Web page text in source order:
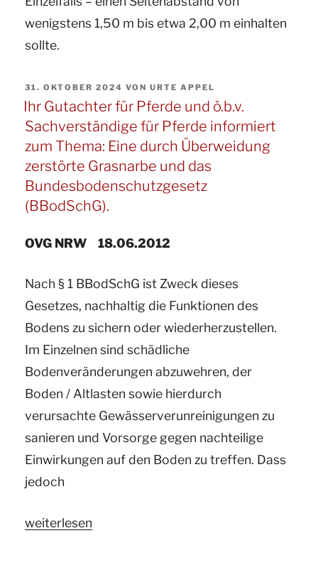
wenigstens 1,50 m bis etwa 2,00 m einhalten
sollte.
VERÖFFENTLICHT
AM
31. OKTOBER 2024 VONURTE APPEL
Ihr Gutachter für Pferde und ö.b.v.
Sachverständige für Pferde informiert
zum Thema: Eine durch Überweidung
zerstörte Grasnarbe und das
Bundesbodenschutzgesetz
(BBodSchG).
OVG NRW 18.06.2012
Nach § 1 BBodSchG ist Zweck dieses
Gesetzes, nachhaltig die Funktionen des
Bodens zu sichern oder wiederherzustellen.
Im Einzelnen sind schädliche
Bodenveränderungen abzuwehren, der
Boden / Altlasten sowie hierdurch
verursachte Gewässerverunreinigungen zu
sanieren und Vorsorge gegen nachteilige
Einwirkungen auf den Boden zu treffen. Dass
jedoch
„Ihr
weiterlesen